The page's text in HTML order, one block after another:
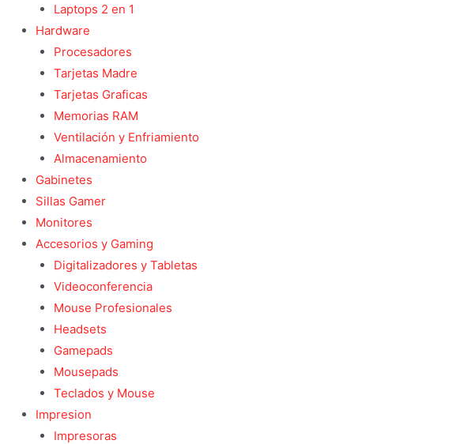
Laptops 2 en 1
Hardware
Procesadores
Tarjetas Madre
Tarjetas Graficas
Memorias RAM
Ventilación y Enfriamiento
Almacenamiento
Gabinetes
Sillas Gamer
Monitores
Accesorios y Gaming
Digitalizadores y Tabletas
Videoconferencia
Mouse Profesionales
Headsets
Gamepads
Mousepads
Teclados y Mouse
Impresion
Impresoras